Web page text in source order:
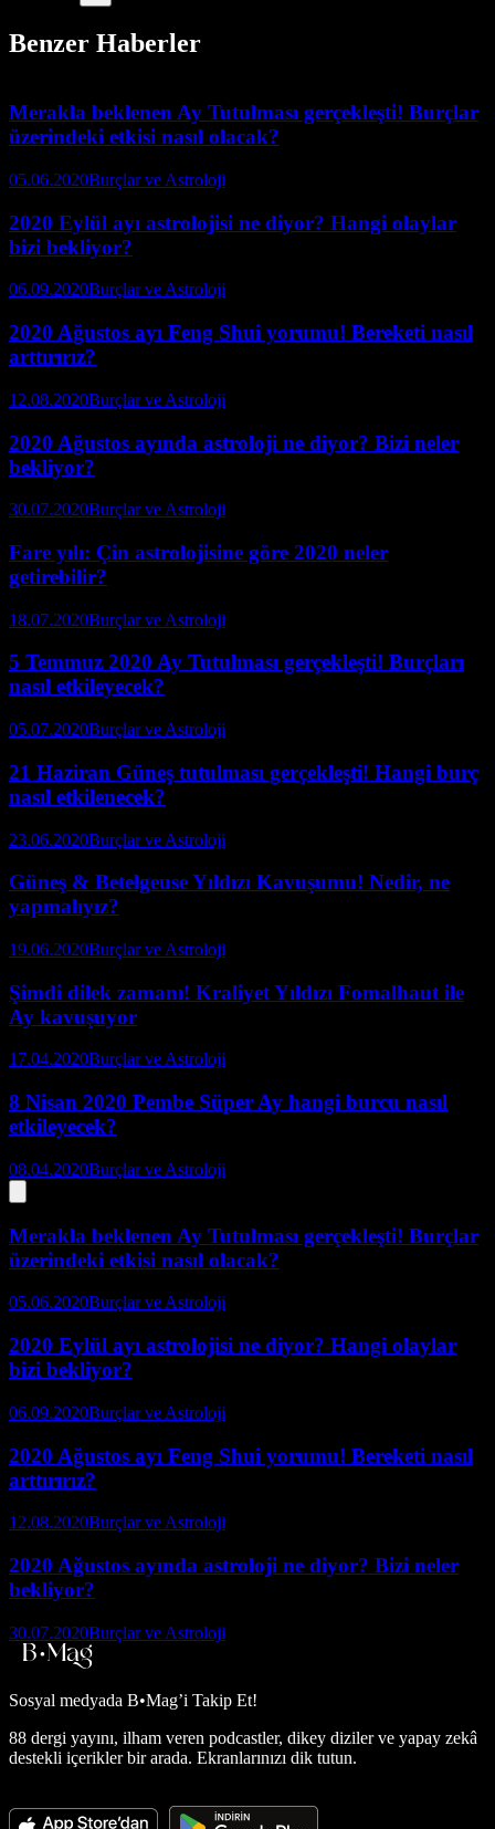
Benzer Haberler
Merakla beklenen Ay Tutulması gerçekleşti! Burçlar
üzerindeki etkisi nasıl olacak?
05.06.2020Burçlar ve Astroloji
2020 Eylül ayı astrolojisi ne diyor? Hangi olaylar
bizi bekliyor?
06.09.2020Burçlar ve Astroloji
2020 Ağustos ayı Feng Shui yorumu! Bereketi nasıl
arttırırız?
12.08.2020Burçlar ve Astroloji
2020 Ağustos ayında astroloji ne diyor? Bizi neler
bekliyor?
30.07.2020Burçlar ve Astroloji
Fare yılı: Çin astrolojisine göre 2020 neler
getirebilir?
18.07.2020Burçlar ve Astroloji
5 Temmuz 2020 Ay Tutulması gerçekleşti! Burçları
nasıl etkileyecek?
05.07.2020Burçlar ve Astroloji
21 Haziran Güneş tutulması gerçekleşti! Hangi burç
nasıl etkilenecek?
23.06.2020Burçlar ve Astroloji
Güneş & Betelgeuse Yıldızı Kavuşumu! Nedir, ne
yapmalıyız?
19.06.2020Burçlar ve Astroloji
Şimdi dilek zamanı! Kraliyet Yıldızı Fomalhaut ile
Ay kavuşuyor
17.04.2020Burçlar ve Astroloji
8 Nisan 2020 Pembe Süper Ay hangi burcu nasıl
etkileyecek?
08.04.2020Burçlar ve Astroloji
Merakla beklenen Ay Tutulması gerçekleşti! Burçlar
üzerindeki etkisi nasıl olacak?
05.06.2020Burçlar ve Astroloji
2020 Eylül ayı astrolojisi ne diyor? Hangi olaylar
bizi bekliyor?
06.09.2020Burçlar ve Astroloji
2020 Ağustos ayı Feng Shui yorumu! Bereketi nasıl
arttırırız?
12.08.2020Burçlar ve Astroloji
2020 Ağustos ayında astroloji ne diyor? Bizi neler
bekliyor?
30.07.2020Burçlar ve Astroloji
Sosyal medyada B•Mag’i Takip Et!
88 dergi yayını, ilham veren podcastler, dikey diziler ve yapay zekâ
destekli içerikler bir arada. Ekranlarınızı dik tutun.